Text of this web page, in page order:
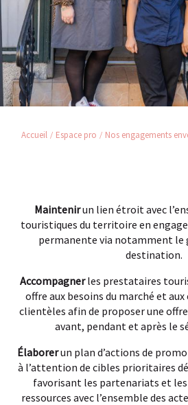
Accueil Espace pro Nos engagements
Maintenirun lien étroit avec
touristiques du territoire en
permanente via notamment le
destination.
Accompagnerles prestataires
offre aux besoins du marché et
clientèles afin de proposer une
avant, pendant et après le
Élaborerun plan d’actions de
à l’attention de cibles prioritaires
favorisant les partenariats et
ressources avec l’ensemble des